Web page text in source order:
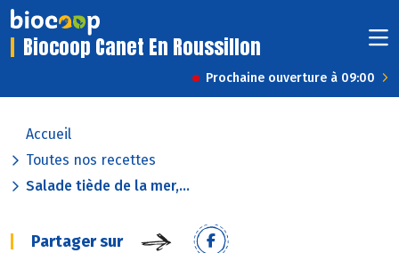
Biocoop Canet En Roussillon
Prochaine ouverture à 09:00
Accueil
Toutes nos recettes
Salade tiède de la mer,...
Partager sur